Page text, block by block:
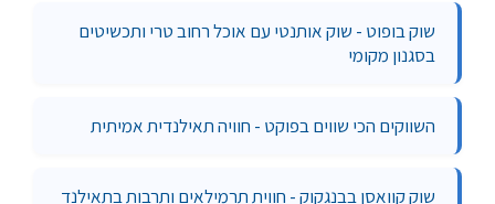
שוק בופוט - שוק אותנטי עם אוכל רחוב טרי ותכשיטים
בסגנון מקומי
השווקים הכי שווים בפוקט - חוויה תאילנדית אמיתית
שוק קוואסן בבנגקוק - חווית תרמילאים ותרבות בתאילנד